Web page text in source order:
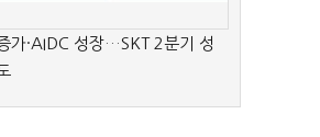
가·AIDC 성장…SKT 2분기 성